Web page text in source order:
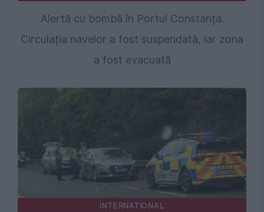
Alertă cu bombă în Portul Constanța.
Circulația navelor a fost suspendată, iar zona
a fost evacuată
INTERNATIONAL